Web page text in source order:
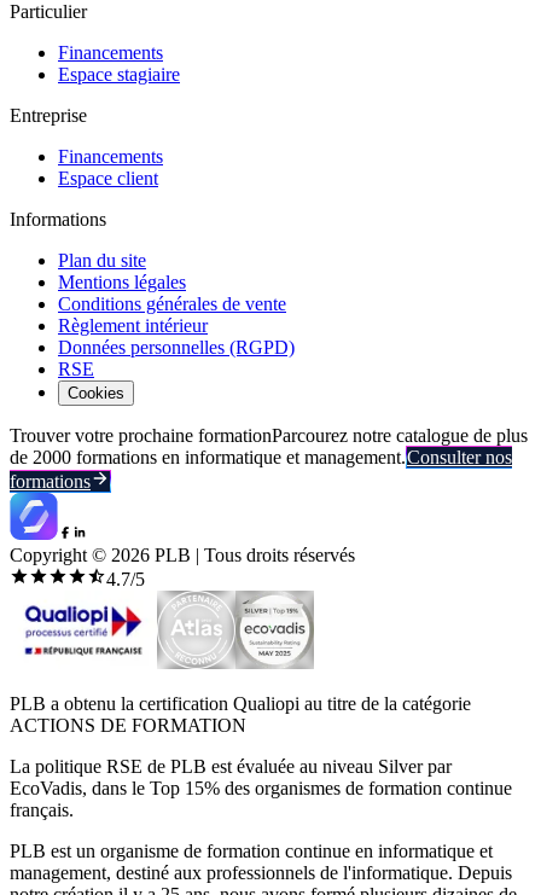
Particulier
Financements
Espace stagiaire
Entreprise
Financements
Espace client
Informations
Plan du site
Mentions légales
Conditions générales de vente
Règlement intérieur
Données personnelles (RGPD)
RSE
Cookies
Trouver votre prochaine formationParcourez notre catalogue de plus
de 2000 formations en informatique et management.Consulter nos
formations
Copyright © 2026 PLB | Tous droits réservés
4.7/5
PLB a obtenu la certification Qualiopi au titre de la catégorie
ACTIONS DE FORMATION
La politique RSE de PLB est évaluée au niveau Silver par
EcoVadis, dans le Top 15% des organismes de formation continue
français.
PLB est un organisme de formation continue en informatique et
management, destiné aux professionnels de l'informatique. Depuis